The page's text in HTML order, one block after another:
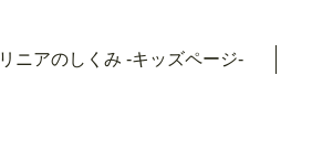
リニアのしくみ -キッズページ-